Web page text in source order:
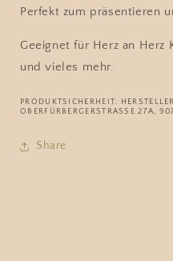
Perfekt zum präsentieren
Geeignet für Herz an Herz
und vieles mehr.
PRODUKTSICHERHEIT:
OBERFÜRBERGERSTRASSE 27A,
Share